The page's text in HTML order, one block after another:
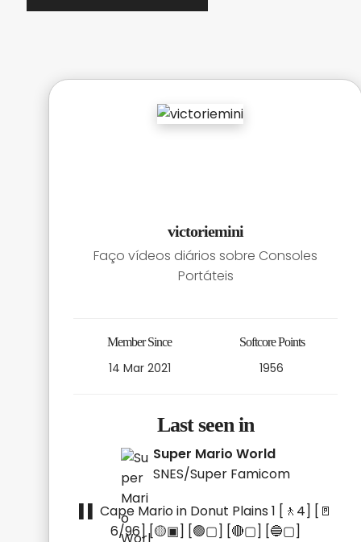
victoriemini
Faço vídeos diários sobre Consoles
Portáteis
Member Since
14 Mar 2021
Softcore Points
1956
Last seen in
Super Mario World
SNES/Super Famicom
▌▌ Cape Mario in Donut Plains 1 [🚶4] [🚪
6/96] [🟡▣] [🟢▢] [🔴▢] [🔵▢]